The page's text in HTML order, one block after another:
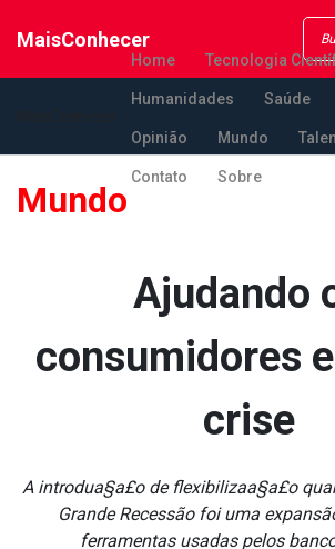
MaisConhecer
Home Tecnologia
Humanidades Saúde
Opinião Mundo
Contato Sobre
Mundo
Ajudando
consumidores
crise
A introdua§a£o de flexibilizaa§a£o
Grande Recessão foi uma
ferramentas usadas pelos